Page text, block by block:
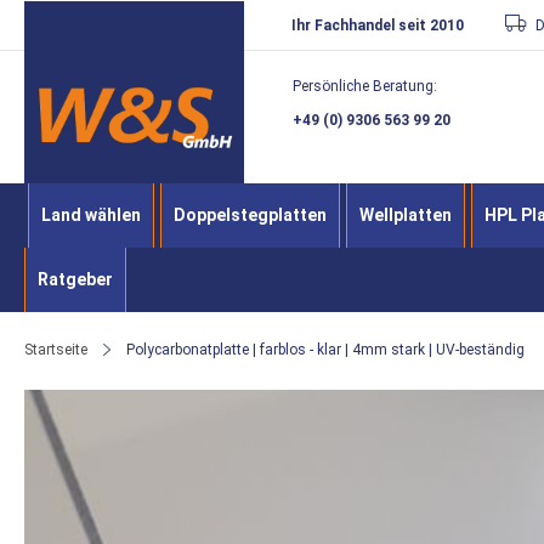
Direkt
zum
Inhalt
Ihr Fachhandel seit 2010
Persönliche Beratung:
+49 (0) 9306 563 99 20
Land wählen Doppelstegplatten Wellplatten HPL
Ratgeber
Startseite Polycarbonatplatte | farblos - klar | 4mm stark | UV-beständig
Zum
Ende
Bildergalerie